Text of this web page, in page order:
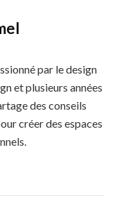
par le design
et plusieurs années
des conseils
créer des espaces